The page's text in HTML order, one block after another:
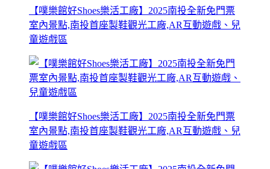
【噗樂館好Shoes樂活工廠】2025南投全新免門票
室內景點,南投首座製鞋觀光工廠,AR互動遊戲、兒
童遊戲區
【噗樂館好Shoes樂活工廠】2025南投全新免門票
室內景點,南投首座製鞋觀光工廠,AR互動遊戲、兒
童遊戲區